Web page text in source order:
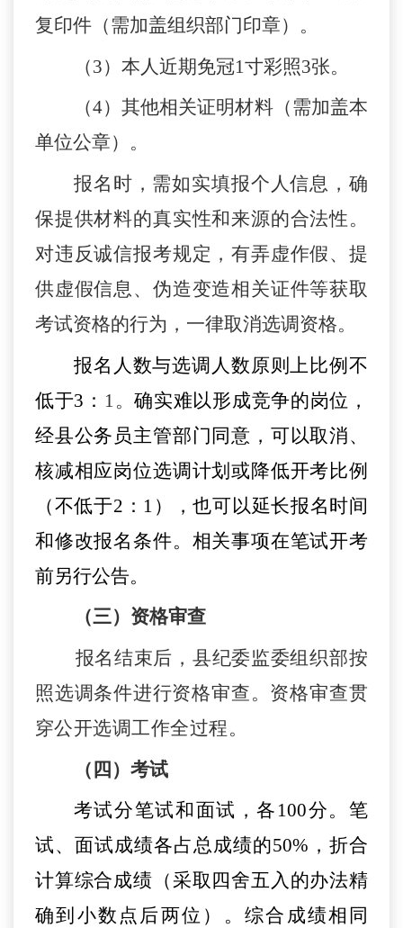
复印件（需加盖组织部门印章） 。
（3） 本人近期免冠1寸彩照3张。
（4） 其他相关证明材料（需加盖本
单位公章）。
报名时，需如实填报个人信息，确
保提供材料的真实性和来源的合法性。
对违反诚信报考规定，有弄虚作假、提
供虚假信息、伪造变造相关证件等获取
考试资格的行为，一律取消选调资格。
报名人数与选调人数原则上 比例不
低于3： 1。确实难以形成竞争的岗位 ，
经县公务员主管部门同意， 可以取消、
核减相应岗位选调计划或降低开考比例
（不低于2：1），也可以延长报名时间
和修改报名条件。 相关事项在笔试开考
前另行公告。
（三）资格审查
报名结束后， 县纪委监委组织部按
照选调条件进行资格审查。资格审查贯
穿公开选调工作全过程。
（四） 考试
考试分笔试和面试，各 100分。笔
试、面试成绩各占总成绩的50%，折合
计算综合成绩（采取四舍五入的办法精
确到小数点后两位）。综合成绩相同